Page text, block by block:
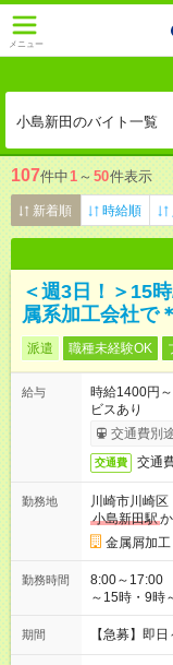
メニュー
小島新田のバイト一覧
107件中1 ～ 50件表示
新着順 時給順
＜週3日！＞15
属系加工会社で
派遣 職種未経験OK
給与
時給1400円
ビスあり
交通費別
交通費 交通
勤務地
川崎市川崎区
小島新田駅
金属屑加
勤務時間
8:00～17:00
～15時・9時
期間 【急募】即